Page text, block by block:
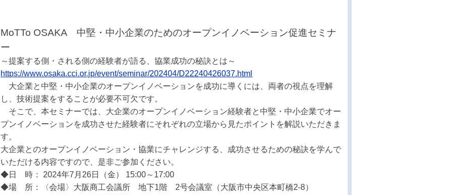
MoTTo OSAKA 中堅・中小企業のためのオープンイノベーション促進セミナ
ー
～提案する側・される側の経験者が語る、協業成功の秘訣とは～
https://www.osaka.cci.or.jp/event/seminar/202404/D22240426037.html
大企業と中堅・中小企業のオープンイノベーションを成功に導くには、両者の視点を理解
し、技術提案をすることが必要不可欠です。
そこで、本セミナーでは、大企業のオープンイノベーション経験者と中堅・中小企業でオー
プンイノベーションを成功させた経験者にそれぞれの立場から見たポイントを解説いただきま
す。
大企業とのオープンイノベーション・協業にチャレンジする、成功させるための秘訣を学んで
いただける内容ですので、是非ご参加ください。
◆日 時： 2024年7月26日（金） 15:00～17:00
◆場 所：〈会場〉大阪商工会議所 地下1階 2号会議室 （大阪市中央区本町橋2-8）